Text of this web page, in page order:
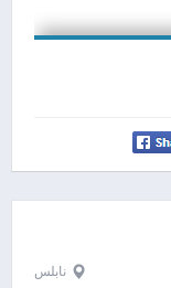
نابلس